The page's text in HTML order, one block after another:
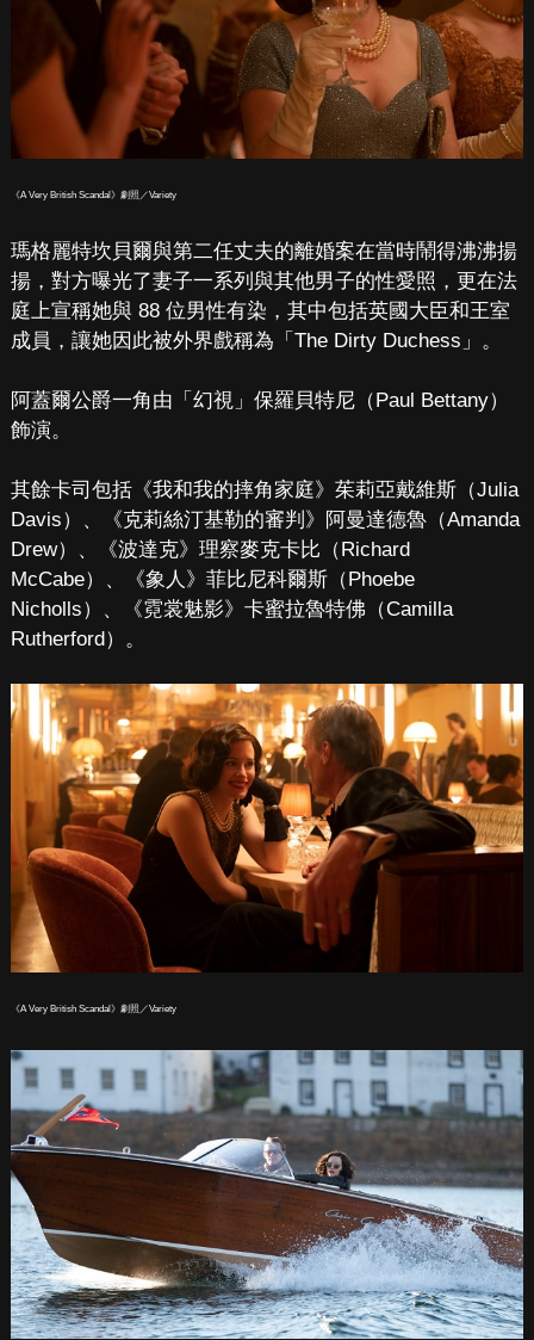
《A Very British Scandal》劇照／Variety
瑪格麗特坎貝爾與第二任丈夫的離婚案在當時鬧得沸沸揚
揚，對方曝光了妻子一系列與其他男子的性愛照，更在法
庭上宣稱她與 88 位男性有染，其中包括英國大臣和王室
成員，讓她因此被外界戲稱為「The Dirty Duchess」。
阿蓋爾公爵一角由「幻視」保羅貝特尼（Paul Bettany）
飾演。
其餘卡司包括《我和我的摔角家庭》茱莉亞戴維斯（Julia
Davis）、《克莉絲汀基勒的審判》阿曼達德魯（Amanda
Drew）、《波達克》理察麥克卡比（Richard
McCabe）、《象人》菲比尼科爾斯（Phoebe
Nicholls）、《霓裳魅影》卡蜜拉魯特佛（Camilla
Rutherford）。
《A Very British Scandal》劇照／Variety